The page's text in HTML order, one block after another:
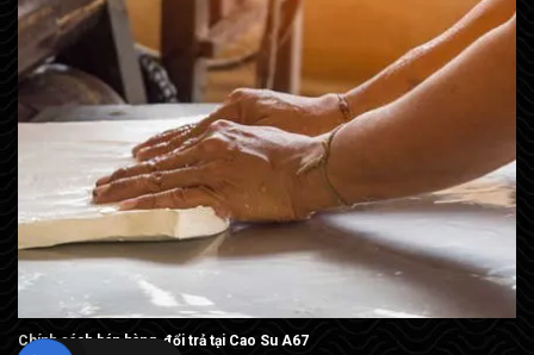
Chính sách bán hàng, đổi trả tại Cao Su A67